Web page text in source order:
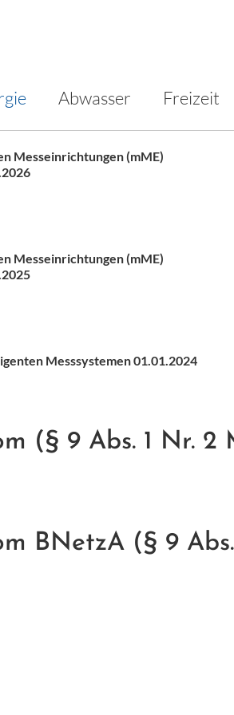
Abwasser Freizeit
Messeinrichtungen (mME)
Messeinrichtungen (mME)
Messsystemen 01.01.2024
(§ 9 Abs. 1 Nr. 2
BNetzA (§ 9